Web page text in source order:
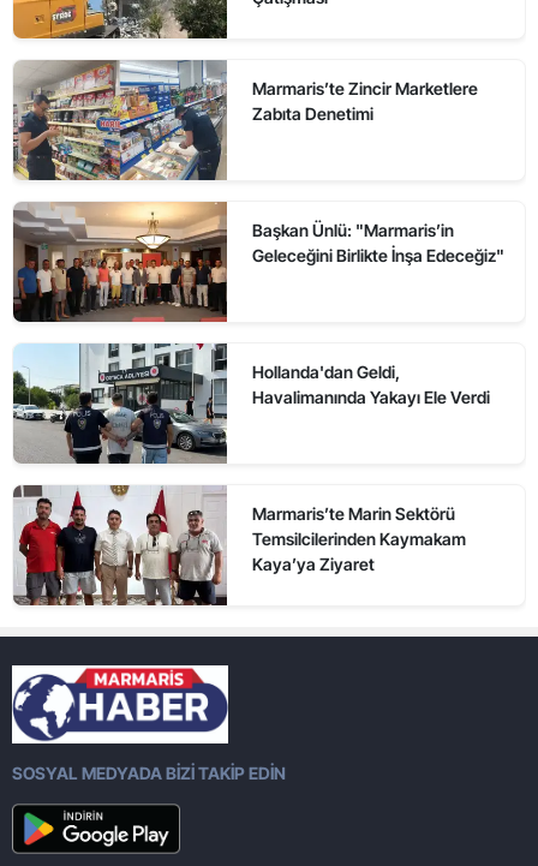
Marmaris’te Zincir Marketlere
Zabıta Denetimi
Başkan Ünlü: "Marmaris’in
Geleceğini Birlikte İnşa Edeceğiz"
Hollanda'dan Geldi,
Havalimanında Yakayı Ele Verdi
Marmaris’te Marin Sektörü
Temsilcilerinden Kaymakam
Kaya’ya Ziyaret
SOSYAL MEDYADA BİZİ TAKİP EDİN